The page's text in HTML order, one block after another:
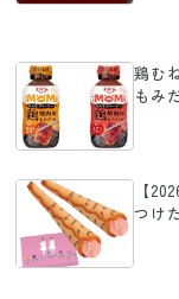
鶏む
もみ
【
つけ